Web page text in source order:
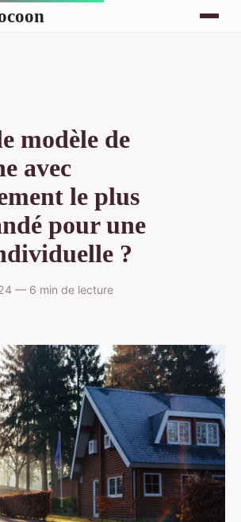
modèle de
avec
le plus
pour une
?
— 6 min de lecture